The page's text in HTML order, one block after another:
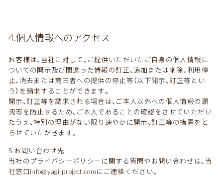
4.個人情報へのアクセス
お客様は、当社に対して、ご提供いただいたご自身の個人情報に
ついての開示及び間違った情報の訂正、追加または削除、利用停
止、消去または第三者への提供の停止等（以下開示、訂正等とい
う）を請求することができます。
開示、訂正等を請求される場合は、ご本人以外への個人情報の漏
洩等を防止するため、ご本人であることの確認をさせていただい
たうえ、特別の理由がない限り速やかに開示、訂正等の措置をと
らせていただきます。
5.お問い合わせ先
当社のプライバシーポリシーに関する質問やお問い合わせは、当
社窓口info@yagi-project.comにご連絡ください。